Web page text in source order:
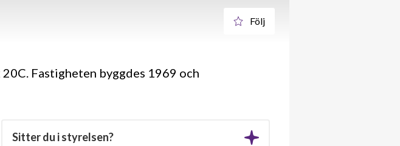
Följ
Fastigheten byggdes 1969 och
Sitter du i styrelsen?